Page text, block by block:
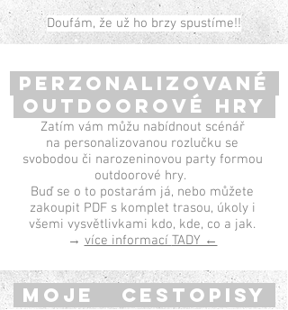
Doufám, že už ho brzy spustíme!!
PERzONALIZOVANÉ
OUTDOOROVÉ HRY
Zatím vám můžu nabídnout scénář
na personalizovanou rozlučku se
svobodou či narozeninovou party formou
outdoorové hry.
Buď se o to postarám já, nebo můžete
zakoupit PDF s komplet trasou, úkoly i
všemi vysvětlivkami kdo, kde, co a jak.
→ více informací TADY ←
MOJE CESTOPISY